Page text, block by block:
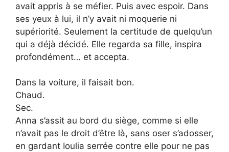
avait appris à se méfier. Puis avec espoir. Dans
ses yeux à lui, il n’y avait ni moquerie ni
supériorité. Seulement la certitude de quelqu’un
qui a déjà décidé. Elle regarda sa fille, inspira
profondément… et accepta.
Dans la voiture, il faisait bon.
Chaud.
Sec.
Anna s’assit au bord du siège, comme si elle
n’avait pas le droit d’être là, sans oser s’adosser,
en gardant Ioulia serrée contre elle pour ne pas